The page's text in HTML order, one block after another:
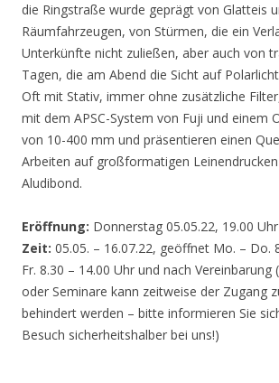
die Ringstraße wurde geprägt von Glatteis
Räumfahrzeugen, von Stürmen, die ein
Unterkünfte nicht zuließen, aber auch von
Tagen, die am Abend die Sicht auf
Oft mit Stativ, immer ohne zusätzliche
mit dem APSC-System von Fuji und einem
von 10-400 mm und präsentieren einen
Arbeiten auf großformatigen
Aludibond.
Eröffnung: Donnerstag 05.05.22, 19.00 Uhr
Zeit: 05.05. – 16.07.22, geöffnet Mo. – Do.
Fr. 8.30 – 14.00 Uhr und nach Vereinbarung
oder Seminare kann zeitweise der Zugang
behindert werden – bitte informieren Sie
Besuch sicherheitshalber bei uns!)